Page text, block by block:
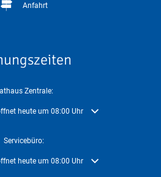
Anfahrt
Zentrale:
Öffnungs- oder Schließzeiten auszublenden
heute um 08:00 Uhr
Servicebüro:
Öffnungs- oder Schließzeiten auszublenden
heute um 08:00 Uhr